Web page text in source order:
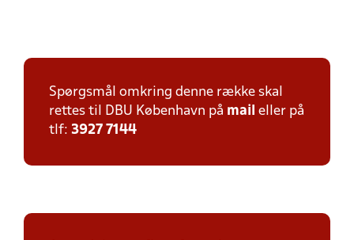
Spørgsmål omkring denne række skal
rettes til DBU København på mail eller på
tlf: 3927 7144